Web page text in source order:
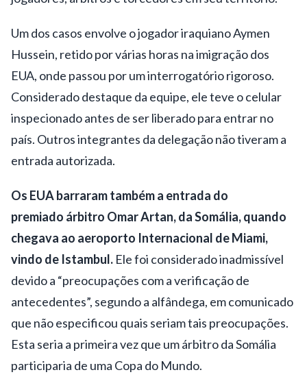
Um dos casos envolve o jogador iraquiano Aymen
Hussein, retido por várias horas na imigração dos
EUA, onde passou por um interrogatório rigoroso.
Considerado destaque da equipe, ele teve o celular
inspecionado antes de ser liberado para entrar no
país. Outros integrantes da delegação não tiveram a
entrada autorizada.
Os EUA barraram também a entrada do
premiado árbitro Omar Artan, da Somália, quando
chegava ao aeroporto Internacional de Miami,
vindo de Istambul. Ele foi considerado inadmissível
devido a “preocupações com a verificação de
antecedentes”, segundo a alfândega, em comunicado
que não especificou quais seriam tais preocupações.
Esta seria a primeira vez que um árbitro da Somália
participaria de uma Copa do Mundo.